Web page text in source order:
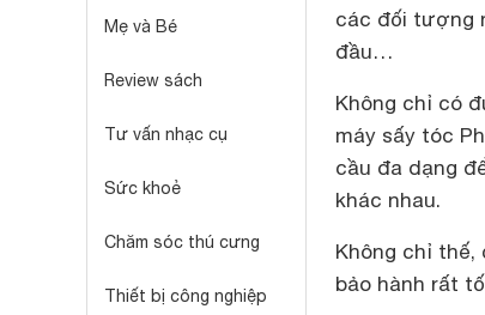
Mẹ và Bé
Review sách
Tư vấn nhạc cụ
Sức khoẻ
Chăm sóc thú cưng
Thiết bị công nghiệp
các đối tượng
đầu…
Không chỉ có
máy sấy tóc
cầu đa dạng
khác nhau.
Không chỉ
bảo hành rất